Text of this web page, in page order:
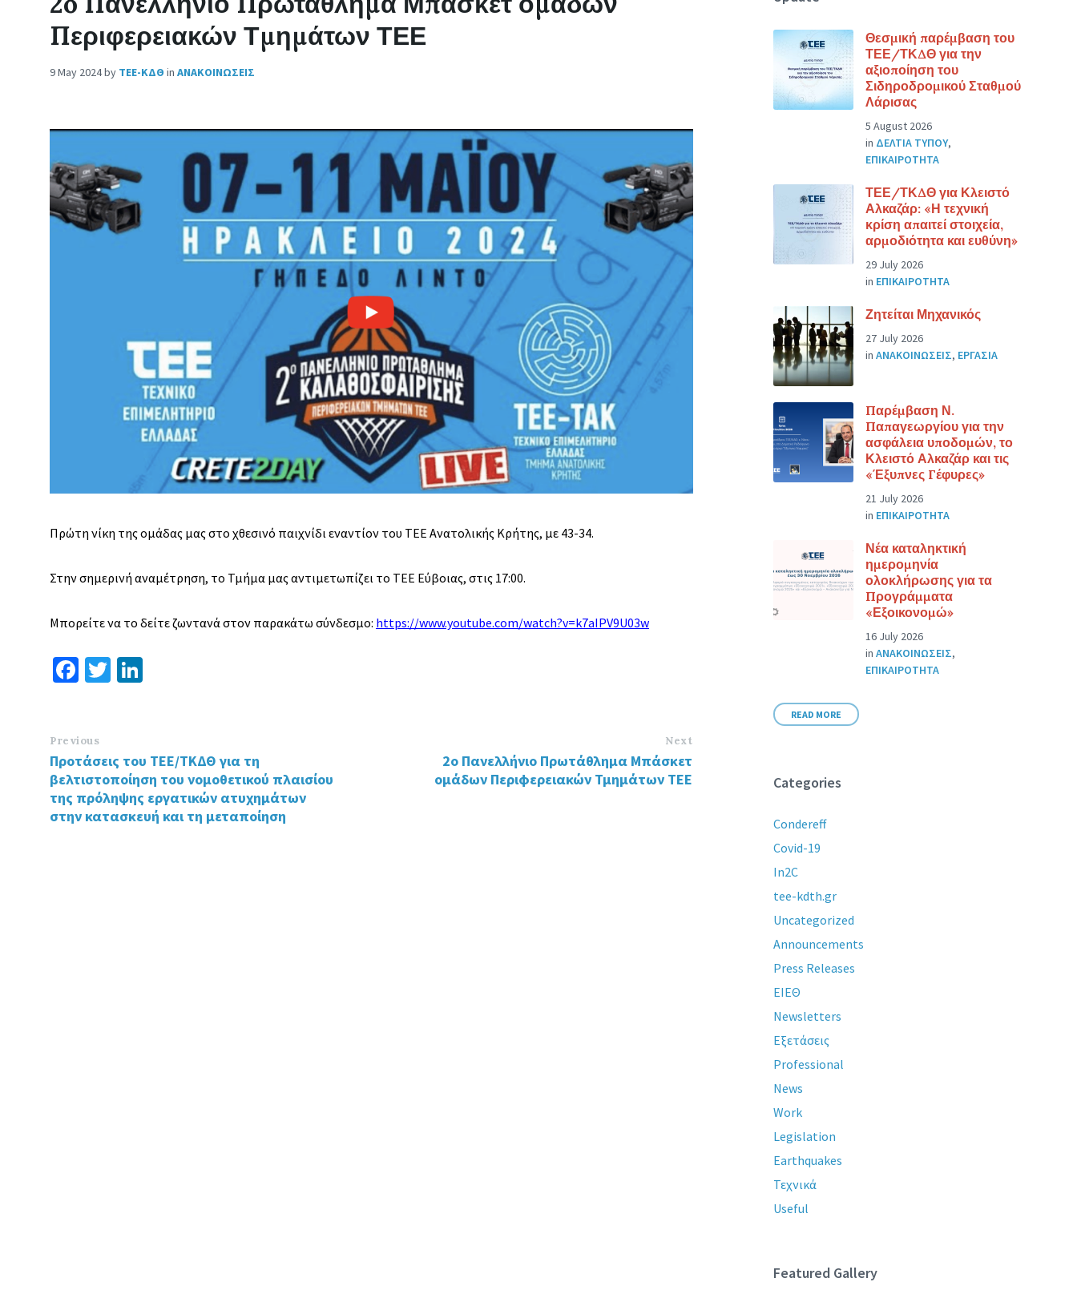
Περιφερειακών Τμημάτων ΤΕΕ
9 May 2024by ΤΕΕ-ΚΔΘ in ΑΝΑΚΟΙΝΩΣΕΙΣ
Πρώτη νίκη της ομάδας μας στο χθεσινό παιχνίδι εναντίον του ΤΕΕ Ανατολικής Κρήτης, με 43-34.
Στην σημερινή αναμέτρηση, το Τμήμα μας αντιμετωπίζει το ΤΕΕ Εύβοιας, στις 17:00.
Μπορείτε να το δείτε ζωντανά στον παρακάτω σύνδεσμο: https://www.youtube.com/watch?v=k7aIPV9U03w
Fa
o
o
k
T
n
Previous
Προτάσεις του ΤΕΕ/ΤΚΔΘ για τη
βελτιστοποίηση του νομοθετικού πλαισίου
της πρόληψης εργατικών ατυχημάτων
στην κατασκευή και τη μεταποίηση
Next
2o Πανελλήνιο Πρωτάθλημα Μπάσκετ
ομάδων Περιφερειακών Τμημάτων ΤΕΕ
Θεσμική παρέμβαση του
ΤΕΕ/ΤΚΔΘ για την
αξιοποίηση του
Σιδηροδρομικού Σταθμού
Λάρισας
5 August 2026
in ΔΕΛΤΙΑ ΤΥΠΟΥ,
ΕΠΙΚΑΙΡΟΤΗΤΑ
ΤΕΕ/ΤΚΔΘ για Κλειστό
Αλκαζάρ: «Η τεχνική
κρίση απαιτεί στοιχεία,
αρμοδιότητα και ευθύνη»
29 July 2026
in ΕΠΙΚΑΙΡΟΤΗΤΑ
Ζητείται Μηχανικός
27 July 2026
inΑΝΑΚΟΙΝΩΣΕΙΣ, ΕΡΓΑΣΙΑ
Παρέμβαση Ν.
Παπαγεωργίου για την
ασφάλεια υποδομών, το
Κλειστό Αλκαζάρ και τις
«Έξυπνες Γέφυρες»
21 July 2026
in ΕΠΙΚΑΙΡΟΤΗΤΑ
Νέα καταληκτική
ημερομηνία
ολοκλήρωσης για τα
Προγράμματα
«Εξοικονομώ»
16 July 2026
inΑΝΑΚΟΙΝΩΣΕΙΣ,
ΕΠΙΚΑΙΡΟΤΗΤΑ
READ MORE
Categories
Condereff
Covid-19
In2C
tee-kdth.gr
Uncategorized
Announcements
Press Releases
ΕΙΕΘ
Newsletters
Εξετάσεις
Professional
News
Work
Legislation
Earthquakes
Τεχνικά
Useful
Featured Gallery